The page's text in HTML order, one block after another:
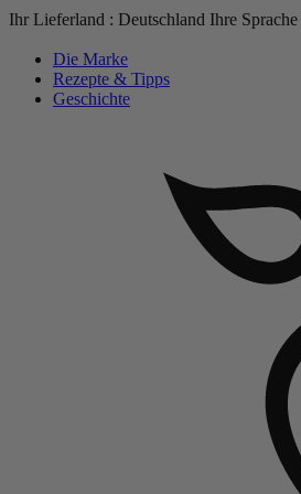
Ihr Lieferland : Deutschland Ihre Sprache
Die Marke
Rezepte & Tipps
Geschichte